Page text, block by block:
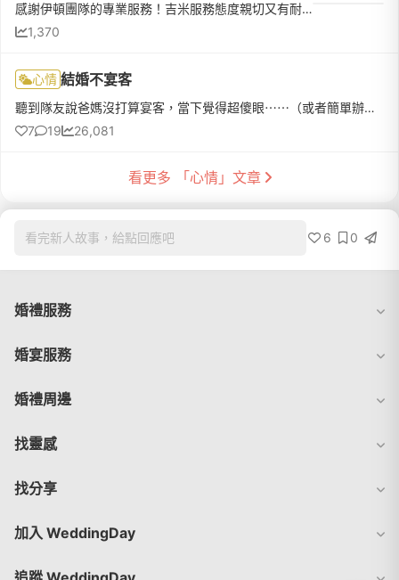
感謝伊頓團隊的專業服務！吉米服務態度親切又有耐心，從一開始就詳細介紹方案內容，針對我們的需求給予適合的建議，過程中完全不會有壓力，任何問題都能即時協助解答，讓我們在準備婚紗的過程中感到非常安心。攝影師...
1,370
心情 結婚不宴客
聽到隊友說爸媽沒打算宴客，當下覺得超傻眼⋯⋯（或者簡單辦幾桌）覺得自己好像是見不得人的媳婦一樣！！！還沒結婚就滿腹委屈請問學姊們有遇過這種狀況，會如何應對呢？
7
19 26,081
看更多 「心情」文章
看完新人故事，給點回應吧 6 0
婚禮服務
婚宴服務
婚禮周邊
找靈感
找分享
加入 WeddingDay